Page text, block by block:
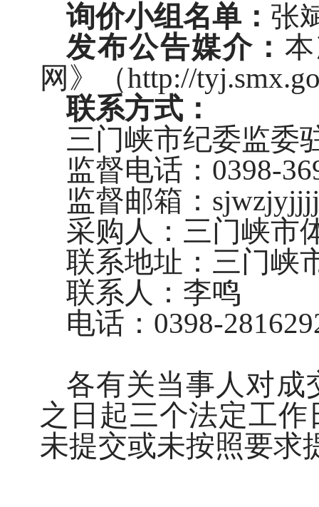
询价小组名单： 张
发布公告媒介：
网》（http://
联系方式：
三门峡市纪委监委
监督电话：0398-
监督邮箱：
采购人：三门峡市
联系地址：三门峡
联系人：李鸣
电话：0398-
各有关当事人对成
之日起三个法定工
未提交或未按照要求